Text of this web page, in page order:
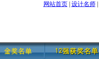
网站首页| 设计名师|